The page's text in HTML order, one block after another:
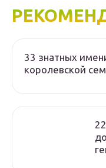
33 знатных
королевской